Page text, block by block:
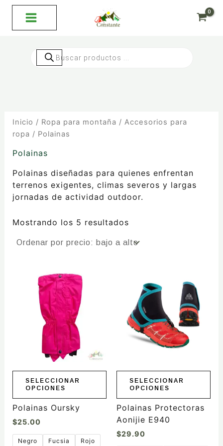
contenido
Búsqueda
productos
Inicio / Ropa para montaña / Accesorios para
ropa / Polainas
Polainas
Polainas diseñadas para quienes enfrentan
terrenos exigentes, climas severos y largas
jornadas de actividad outdoor.
Mostrando los 5 resultados
SELECCIONAR
OPCIONES
producto
múltiples
variantes.
opciones
pueden
elegir
la
página
de
producto
Polainas Oursky
$25.00
Negro Fucsia
Rojo
SELECCIONAR
OPCIONES
producto
múltiples
variantes.
opciones
pueden
elegir
la
página
de
producto
Polainas Protectoras
Aonijie E940
$29.90